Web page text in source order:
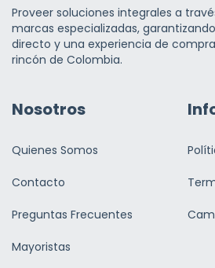
Proveer soluciones integrales a
marcas especializadas,
directo y una experiencia de
rincón de Colombia.
Nosotros
Quienes Somos
Contacto
Preguntas Frecuentes
Mayoristas